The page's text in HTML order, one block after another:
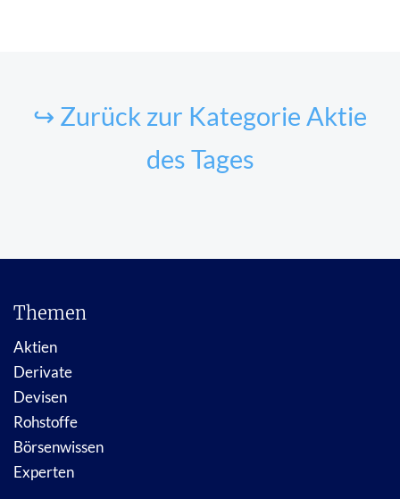
↪ Zurück zur Kategorie Aktie
des Tages
Themen
Aktien
Derivate
Devisen
Rohstoffe
Börsenwissen
Experten